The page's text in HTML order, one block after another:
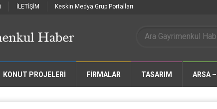
İLETİŞİM Keskin Medya Grup Portalları
KONUT PROJELERİ FIRMALAR TASARIM ARSA